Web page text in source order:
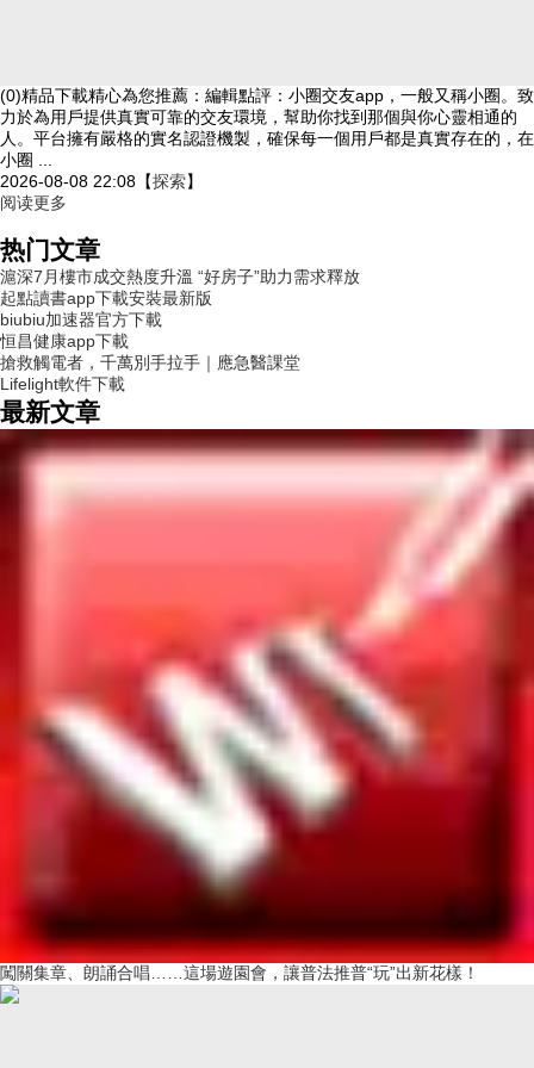
(0)精品下載精心為您推薦：編輯點評：小圈交友app，一般又稱小圈。致
力於為用戶提供真實可靠的交友環境，幫助你找到那個與你心靈相通的
人。平台擁有嚴格的實名認證機製，確保每一個用戶都是真實存在的，在
小圈 ...
2026-08-08 22:08 【探索】
阅读更多
热门文章
滬深7月樓市成交熱度升溫 “好房子”助力需求釋放
起點讀書app下載安裝最新版
biubiu加速器官方下載
恒昌健康app下載
搶救觸電者，千萬別手拉手｜應急醫課堂
Lifelight軟件下載
最新文章
闖關集章、朗誦合唱……這場遊園會，讓普法推普“玩”出新花樣！